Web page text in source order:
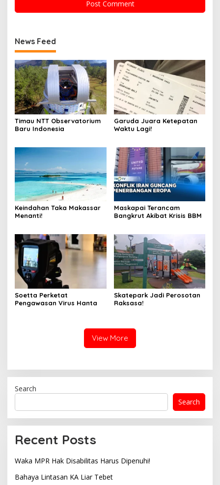
News Feed
Timau NTT Observatorium
Baru Indonesia
Garuda Juara Ketepatan
Waktu Lagi!
Keindahan Taka Makassar
Menanti!
Maskapai Terancam
Bangkrut Akibat Krisis BBM
Soetta Perketat
Pengawasan Virus Hanta
Skatepark Jadi Perosotan
Raksasa!
View More
Search
Search
Recent Posts
Waka MPR Hak Disabilitas Harus Dipenuhi!
Bahaya Lintasan KA Liar Tebet